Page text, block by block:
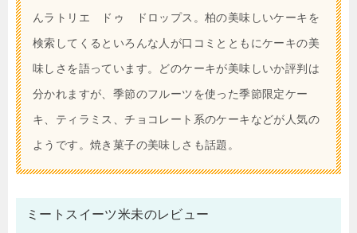
んラトリエ ドゥ ドロップス。柏の美味しいケーキを
検索してくるといろんな人が口コミとともにケーキの美
味しさを語っています。どのケーキが美味しいか評判は
分かれますが、季節のフルーツを使った季節限定ケー
キ、ティラミス、チョコレート系のケーキなどが人気の
ようです。焼き菓子の美味しさも話題。
ミートスイーツ米未のレビュー